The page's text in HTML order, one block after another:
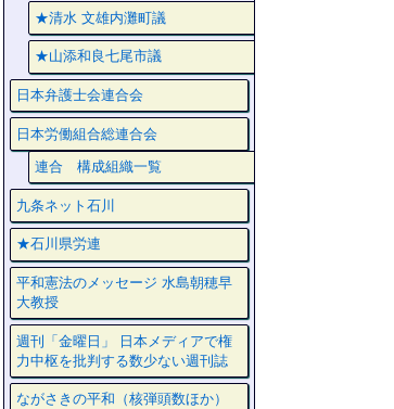
★清水 文雄内灘町議
★山添和良七尾市議
日本弁護士会連合会
日本労働組合総連合会
連合 構成組織一覧
九条ネット石川
★石川県労連
平和憲法のメッセージ 水島朝穂早
大教授
週刊「金曜日」 日本メディアで権
力中枢を批判する数少ない週刊誌
ながさきの平和（核弾頭数ほか）